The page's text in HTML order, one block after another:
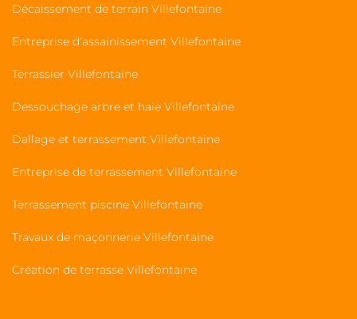
Décaissement de terrain Villefontaine
Entreprise d'assainissement Villefontaine
Terrassier Villefontaine
Dessouchage arbre et haie Villefontaine
Dallage et terrassement Villefontaine
Entreprise de terrassement Villefontaine
Terrassement piscine Villefontaine
Travaux de maçonnerie Villefontaine
Création de terrasse Villefontaine